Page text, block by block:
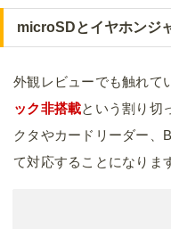
microSDとイヤホンジ
外観レビューでも触れて
ック非搭載という割り切
クタやカードリーダー、
て対応することになりま